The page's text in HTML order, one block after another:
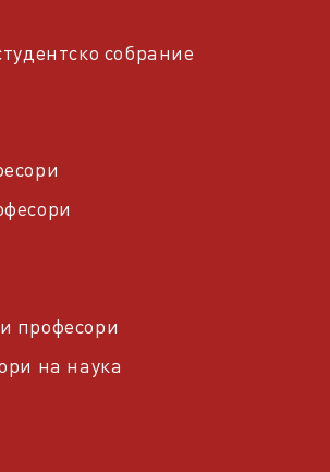
собрание
професори
на наука